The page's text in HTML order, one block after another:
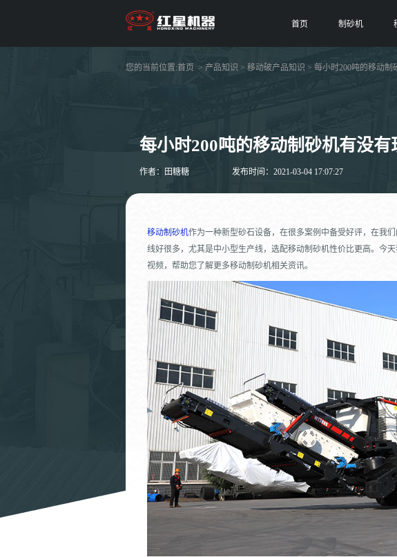
首页 制砂机
您的当前位置:首页 > 产品知识 > 移动破产品知识 > 每小时200吨的移动制
每小时200吨的移动制砂机有没有
作者：田糖糖 发布时间：2021-03-04 17:07:27
移动制砂机作为一种新型砂石设备，在很多案例中备受好评，在我
线好很多，尤其是中小型生产线，选配移动制砂机性价比更高。今
视频，帮助您了解更多移动制砂机相关资讯。